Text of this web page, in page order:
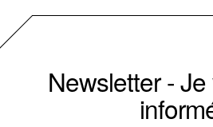
Newsletter -